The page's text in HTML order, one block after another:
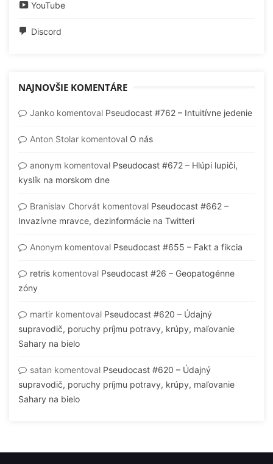
YouTube
Discord
NAJNOVŠIE KOMENTÁRE
Janko komentoval Pseudocast #762 – Intuitívne jedenie
Anton Stolar komentoval O nás
anonym komentoval Pseudocast #672 – Hlúpi lupiči,
kyslík na morskom dne
Branislav Chorvát komentoval Pseudocast #662 –
Invazívne mravce, dezinformácie na Twitteri
Anonym komentoval Pseudocast #655 – Fakt a fikcia
retris komentoval Pseudocast #26 – Geopatogénne
zóny
martir komentoval Pseudocast #620 – Údajný
supravodič, poruchy príjmu potravy, krúpy, maľovanie
Sahary na bielo
satan komentoval Pseudocast #620 – Údajný
supravodič, poruchy príjmu potravy, krúpy, maľovanie
Sahary na bielo